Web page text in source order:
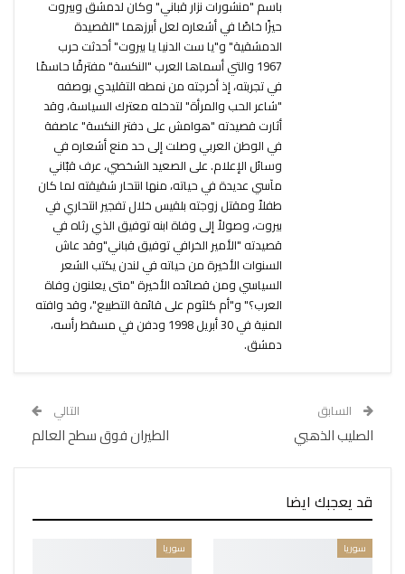
باسم "منشورات نزار قباني" وكان لدمشق وبيروت
حيزًا خاصًا في أشعاره لعل أبرزهما "القصيدة
الدمشقية" و"يا ست الدنيا يا بيروت" أحدثت حرب
1967 والتي أسماها العرب "النكسة" مفترقًا حاسمًا
في تجربته، إذ أخرجته من نمطه التقليدي بوصفه
"شاعر الحب والمرأة" لتدخله معترك السياسة، وقد
أثارت قصيدته "هوامش على دفتر النكسة" عاصفة
في الوطن العربي وصلت إلى حد منع أشعاره في
وسائل الإعلام. على الصعيد الشخصي، عرف قبّاني
مآسي عديدة في حياته، منها انتحار شقيقته لما كان
طفلاً ومقتل زوجته بلقيس خلال تفجير انتحاري في
بيروت، وصولاً إلى وفاة ابنه توفيق الذي رثاه في
قصيدته "الأمير الخرافي توفيق قباني"وقد عاش
السنوات الأخيرة من حياته في لندن يكتب الشعر
السياسي ومن قصائده الأخيرة "متى يعلنون وفاة
العرب؟" و"أم كلثوم على قائمة التطبيع"، وقد وافته
المنية في 30 أبريل 1998 ودفن في مسقط رأسه،
دمشق.
السابق
الصليب الذهبي
التالي
الطيران فوق سطح العالم
قد يعجبك ايضا
سوريا سوريا